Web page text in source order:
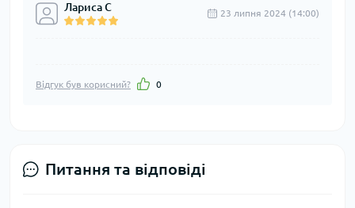
Лариса С 23 липня 2024 (14:00)
Відгук був корисний? 0
Питання та відповіді